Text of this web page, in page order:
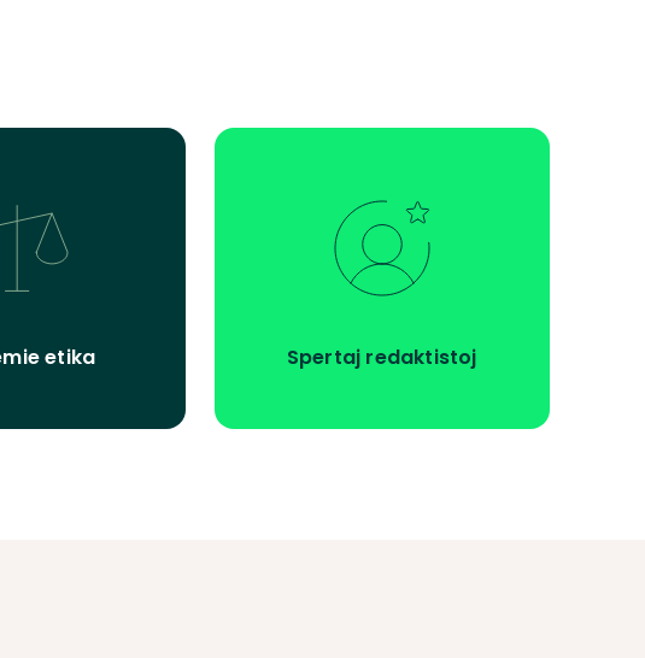
etika Spertaj redaktistoj